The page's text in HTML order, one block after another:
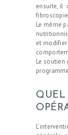
ensuite, il
Le même
et modifier
Le soutien
QUEL